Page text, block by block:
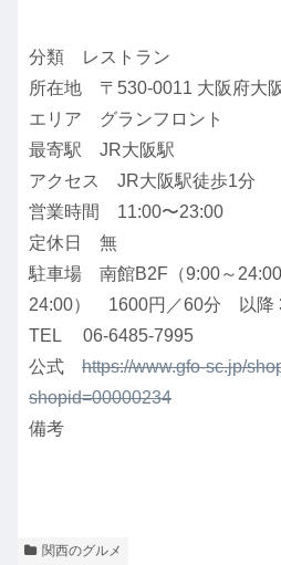
分類 レストラン
所在地 〒530-0011 大阪府大
エリア グランフロント
最寄駅 JR大阪駅
アクセス JR大阪駅徒歩1分
営業時間 11:00〜23:00
定休日 無
駐車場 南館B2F（9:00～
24:00） 1600円／60分 以降
TEL 06-6485-7995
公式 https://www.gfo-sc.jp/
shopid=00000234
備考
関西のグルメ